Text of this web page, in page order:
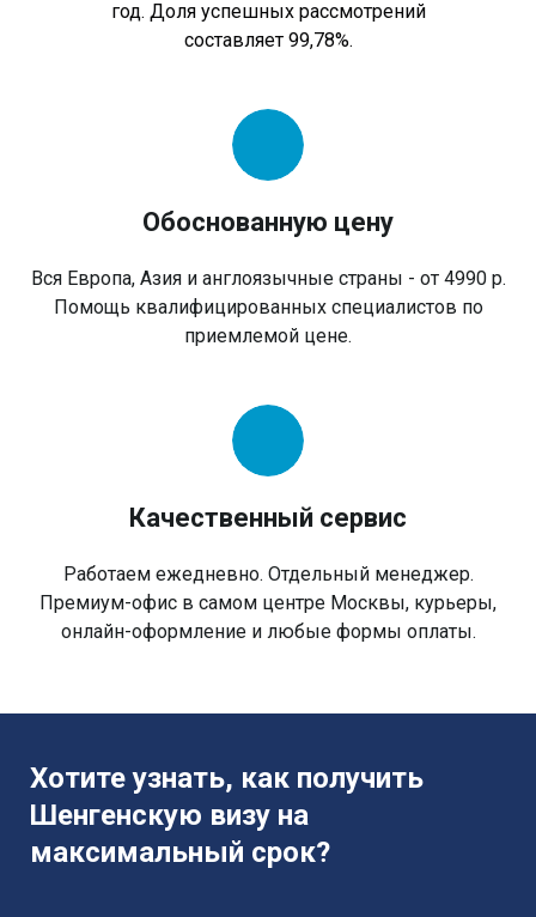
год. Доля успешных рассмотрений
составляет 99,78%.
Обоснованную цену
Вся Европа, Азия и англоязычные страны - от 4990 р.
Помощь квалифицированных специалистов по
приемлемой цене.
Качественный сервис
Работаем ежедневно. Отдельный менеджер.
Премиум-офис в самом центре Москвы, курьеры,
онлайн-оформление и любые формы оплаты.
Хотите узнать, как получить
Шенгенскую визу на
максимальный срок?